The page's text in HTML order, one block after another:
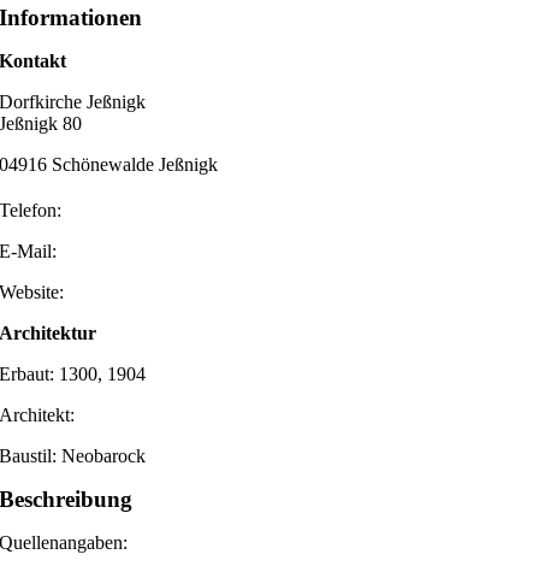
Informationen
Kontakt
Dorfkirche Jeßnigk
Jeßnigk 80
04916 Schönewalde Jeßnigk
Telefon:
E-Mail:
Website:
Architektur
Erbaut: 1300, 1904
Architekt:
Baustil: Neobarock
Beschreibung
Quellenangaben: